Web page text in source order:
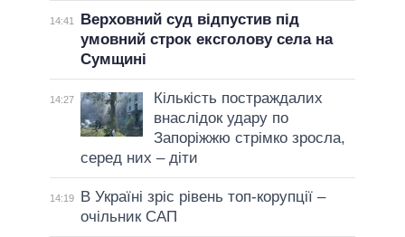
14:41
Верховний суд відпустив під
умовний строк ексголову села на
Сумщині
14:27
Кількість постраждалих
внаслідок удару по
Запоріжжю стрімко зросла,
серед них – діти
14:19
В Україні зріс рівень топ-корупції –
очільник САП